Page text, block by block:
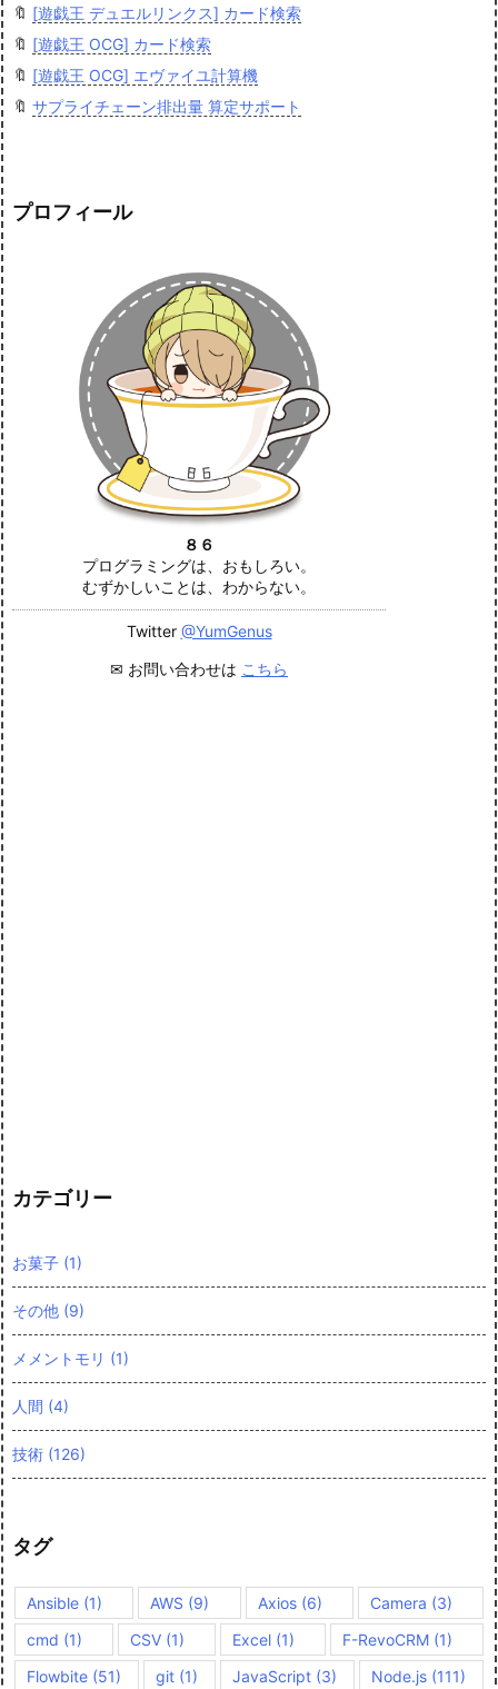
🔖 [遊戯王 デュエルリンクス] カード検索
🔖 [遊戯王 OCG] カード検索
🔖 [遊戯王 OCG] エヴァイユ計算機
🔖 サプライチェーン排出量 算定サポート
プロフィール
８６
プログラミングは、おもしろい。
むずかしいことは、わからない。
Twitter @YumGenus
✉ お問い合わせは こちら
カテゴリー
お菓子 (1)
その他 (9)
メメントモリ (1)
人間 (4)
技術 (126)
タグ
Ansible (1) AWS (9) Axios(6) Camera (3)
cmd (1) CSV (1) Excel (1) F-RevoCRM (1)
Flowbite (51) git (1) JavaScript (3) Node.js (111)